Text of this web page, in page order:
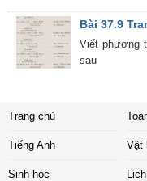
Bài 37.9
Viết phương
sau
Trang chủ
Tiếng Anh Vật
Sinh học